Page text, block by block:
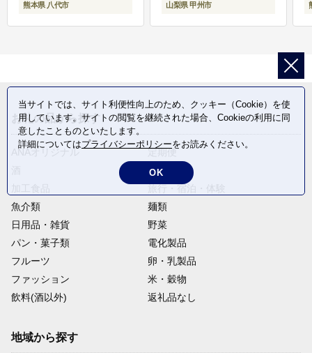
熊本県 八代市 山梨県 甲州市
お礼の品から探す
ANAオリジナル
定期便
肉類
魚介類
麺類
日用品・雑貨
野菜
パン・菓子類
電化製品
フルーツ
卵・乳製品
ファッション
米・穀物
飲料(酒以外)
返礼品なし
地域から探す
当サイトでは、サイト利便性向上のため、クッキー（Cookie）を使
用しています。サイトの閲覧を継続された場合、Cookieの利用に同
意したことものといたします。
詳細についてはプライバシーポリシーをお読みください。
OK